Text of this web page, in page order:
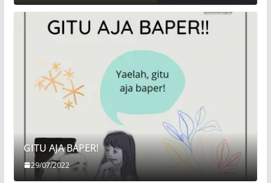
GITU AJA BAPER!
29/07/2022